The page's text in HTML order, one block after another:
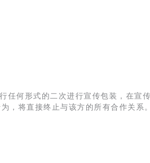
任何形式的二次进行宣传包装，在宣
，将直接终止与该方的所有合作关系。